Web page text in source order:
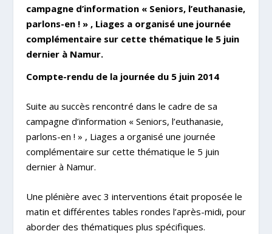
campagne d’information « Seniors, l’euthanasie,
parlons-en ! » , Liages a organisé une journée
complémentaire sur cette thématique le 5 juin
dernier à Namur.
Compte-rendu de la journée du 5 juin 2014
Suite au succès rencontré dans le cadre de sa
campagne d’information « Seniors, l’euthanasie,
parlons-en ! » , Liages a organisé une journée
complémentaire sur cette thématique le 5 juin
dernier à Namur.
Une plénière avec 3 interventions était proposée le
matin et différentes tables rondes l’après-midi, pour
aborder des thématiques plus spécifiques.